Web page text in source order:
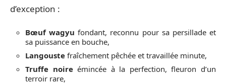
d’exception :
Bœuf wagyu fondant, reconnu pour sa persillade et
sa puissance en bouche,
Langouste fraîchement pêchée et travaillée minute,
Truffe noireémincée à la perfection, fleuron d’un
terroir rare,